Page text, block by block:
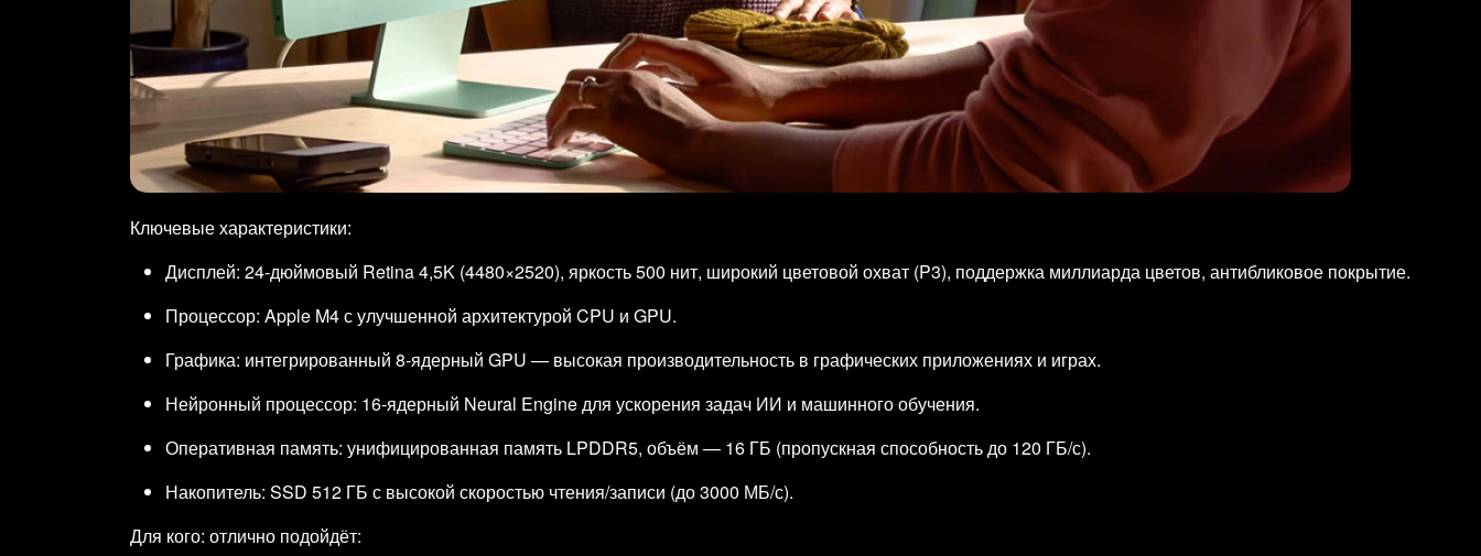
Ключевые характеристики:
Дисплей: 24‑дюймовый Retina 4,5K (4480×2520), яркость 500 нит, широкий цветовой охват (P3), поддержка миллиарда цветов, антибликовое покрытие.
Процессор: Apple M4 с улучшенной архитектурой CPU и GPU.
Графика: интегрированный 8‑ядерный GPU — высокая производительность в графических приложениях и играх.
Нейронный процессор: 16‑ядерный Neural Engine для ускорения задач ИИ и машинного обучения.
Оперативная память: унифицированная память LPDDR5, объём — 16 ГБ (пропускная способность до 120 ГБ/с).
Накопитель: SSD 512 ГБ с высокой скоростью чтения/записи (до 3000 МБ/с).
Для кого: отлично подойдёт: